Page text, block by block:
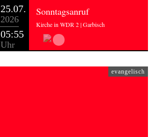
25.07.
2026
05:55
Uhr
Sonntagsanruf
Kirche in WDR 2 | Garbisch
evangelisch